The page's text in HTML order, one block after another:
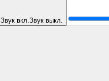
Звук вкл. Звук выкл.